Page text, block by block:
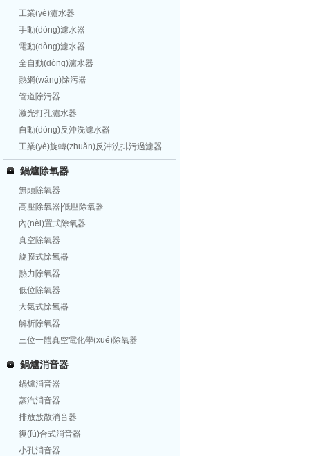
工業(yè)濾水器
手動(dòng)濾水器
電動(dòng)濾水器
全自動(dòng)濾水器
熱網(wǎng)除污器
管道除污器
激光打孔濾水器
自動(dòng)反沖洗濾水器
工業(yè)旋轉(zhuǎn)反沖洗排污過濾器
鍋爐除氧器
無頭除氧器
高壓除氧器|低壓除氧器
內(nèi)置式除氧器
真空除氧器
旋膜式除氧器
熱力除氧器
低位除氧器
大氣式除氧器
解析除氧器
三位一體真空電化學(xué)除氧器
鍋爐消音器
鍋爐消音器
蒸汽消音器
排放放散消音器
復(fù)合式消音器
小孔消音器